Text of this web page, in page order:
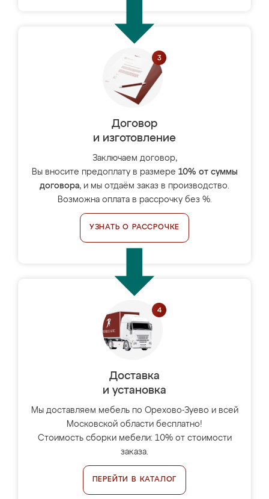
Договор
и изготовление
Заключаем договор,
Вы вносите предоплату в размере 10% от суммы
договора, и мы отдаём заказ в производство.
Возможна оплата в рассрочку без %.
УЗНАТЬ О РАССРОЧКЕ
Доставка
и установка
Мы доставляем мебель по Орехово-Зуево и всей
Московской области бесплатно!
Стоимость сборки мебели: 10% от стоимости
заказа.
ПЕРЕЙТИ В КАТАЛОГ